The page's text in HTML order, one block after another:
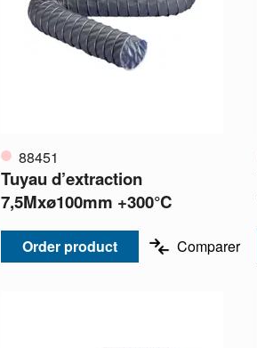
88451
Tuyau d’extraction
7,5Mxø100mm +300°C
Order product Comparer